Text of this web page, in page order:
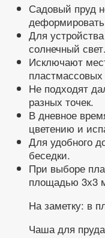
Садовый пруд
Для
солнечный свет.
Исключают
Не подходят
разных точек.
В дневное
цветению и
Для удобного
беседки.
При выборе
площадью 3х3
На заметку: в
Чаша для